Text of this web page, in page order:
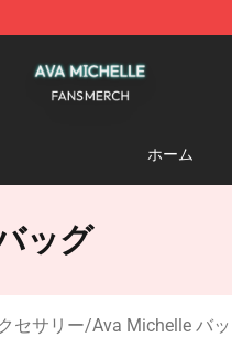
ホーム
ッグ
セサリー/Ava Michelle バ